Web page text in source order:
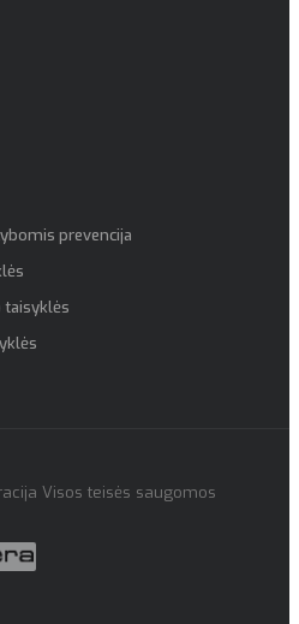
prevencija
taisyklės
Visos teisės saugomos